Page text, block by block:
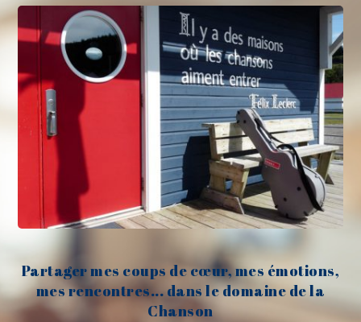
Partager mes coups de cœur, mes émotions,
mes rencontres... dans le domaine de la
Chanson